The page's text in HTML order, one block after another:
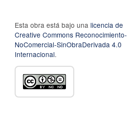
Esta obra está bajo una licencia de
Creative Commons Reconocimiento-
NoComercial-SinObraDerivada 4.0
Internacional.